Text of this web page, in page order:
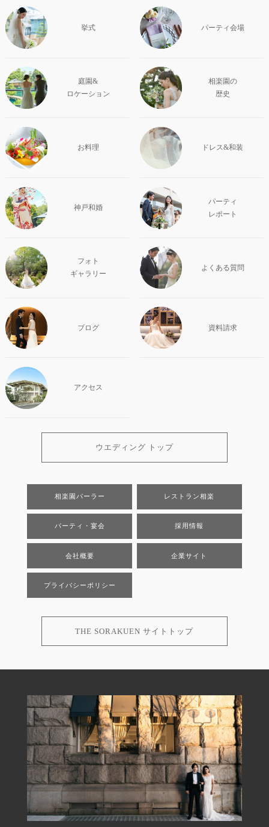
挙式 パーティ会場
庭園&
ロケーション
相楽園の
歴史
お料理 ドレス&和装
神戸和婚
パーティ
レポート
フォト
ギャラリー
よくある質問
ブログ 資料請求
アクセス
ウエディング トップ
相楽園パーラー レストラン相楽
パーティ・宴会 採用情報
会社概要 企業サイト
プライバシーポリシー
THE SORAKUEN サイトトップ